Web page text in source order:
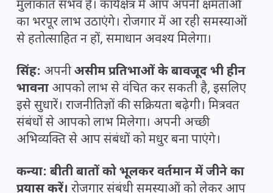
मुलाकात संभव है। कार्यक्षेत्र में आप अपनी क्षमताओं
का भरपूर लाभ उठाएंगे। रोजगार में आ रही समस्याओं
से हतोत्साहित न हों, समाधान अवश्य मिलेगा।
सिंह: अपनीअसीम प्रतिभाओं के बावजूद भी हीन
भावना आपको लाभ से वंचित कर सकती है, इसलिए
इसे सुधारें। राजनीतिज्ञों की सक्रियता बढ़ेगी। मित्रवत
संबंधों से आपको लाभ मिलेगा। अपनी अच्छी
अभिव्यक्ति से आप संबंधों को मधुर बना पाएंगे।
कन्या: बीती बातों को भूलकर वर्तमान में जीने का
प्रयास करें। रोजगार संबंधी समस्याओं को लेकर आप